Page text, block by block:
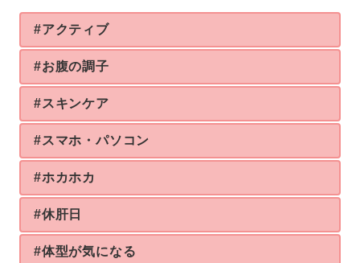
#アクティブ
#お腹の調子
#スキンケア
#スマホ・パソコン
#ホカホカ
#休肝日
#体型が気になる